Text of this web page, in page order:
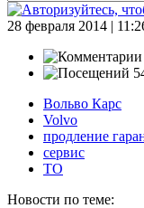
28 февраля 2014 |
Вольво Карс
Volvo
продление
сервис
ТО
Новости по теме: